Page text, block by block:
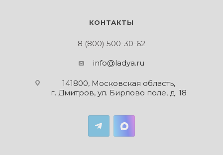
КОНТАКТЫ
8 (800) 500-30-62
info@ladya.ru
141800, Московская область,
г. Дмитров, ул. Бирлово поле, д. 18